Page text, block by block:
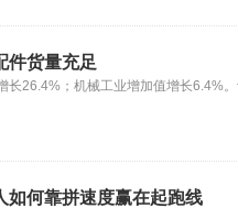
件货量充足
长26.4%；机械工业增加值增长6.4%
如何靠拼速度赢在起跑线